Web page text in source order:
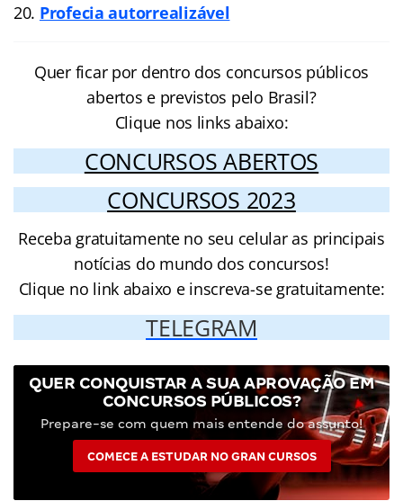
Profecia autorrealizável
Quer ficar por dentro dos concursos públicos
abertos e previstos pelo Brasil?
Clique nos links abaixo:
CONCURSOS ABERTOS
CONCURSOS 2023
Receba gratuitamente no seu celular as principais
notícias do mundo dos concursos!
Clique no link abaixo e inscreva-se gratuitamente:
TELEGRAM
QUER CONQUISTAR A SUA APROVAÇÃO EM
CONCURSOS PÚBLICOS?
Prepare-se com quem mais entende do assunto!
COMECE A ESTUDAR NO GRAN CURSOS